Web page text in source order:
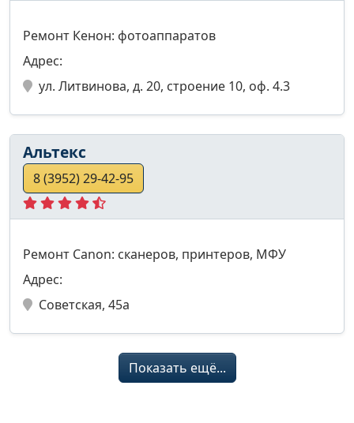
Ремонт Кенон: фотоаппаратов
Адрес:
ул. Литвинова, д. 20, строение 10, оф. 4.3
Альтекс
8 (3952) 29-42-95
Ремонт Canon: сканеров, принтеров, МФУ
Адрес:
Советская, 45а
Показать ещё...